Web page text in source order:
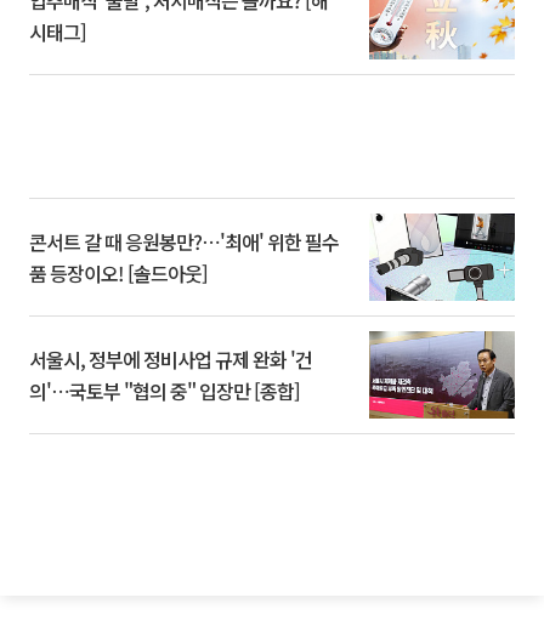
시태그]
콘서트 갈 때 응원봉만?⋯'최애' 위한 필수
품 등장이오! [솔드아웃]
서울시, 정부에 정비사업 규제 완화 '건
의'⋯국토부 "협의 중" 입장만 [종합]